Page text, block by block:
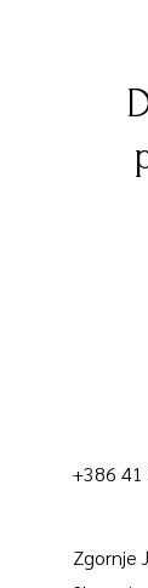
+386
Zgornje